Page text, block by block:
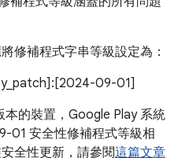
修補程式字串等級設定為：
09-01]
的裝置，Google Play 系統
01 安全性修補程式等級相
全性更新，請參閱這篇文章